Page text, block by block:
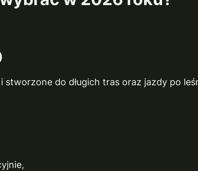
stworzone do długich tras oraz jazdy po